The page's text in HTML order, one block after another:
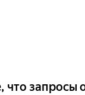
что запросы